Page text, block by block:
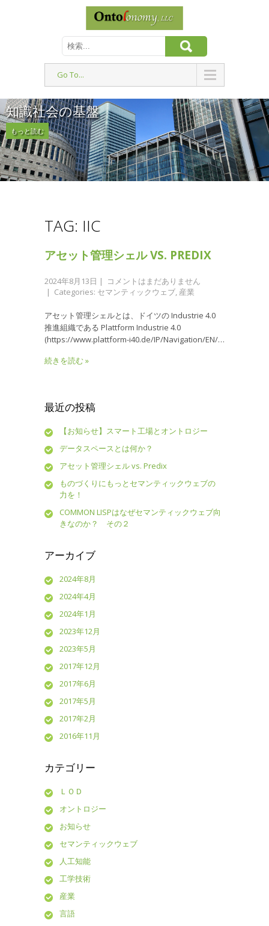
Go To...
知識社会の基盤
もっと読む
TAG: IIC
アセット管理シェル VS. PREDIX
2024年8月13日 |
コメントはまだありません
| Categories: セマンティックウェブ 産業
アセット管理シェルとは、ドイツの Industrie 4.0
推進組織である Plattform Industrie 4.0
(https://www.plattform-i40.de/IP/Navigation/EN/…
続きを読む »
最近の投稿
【お知らせ】スマート工場とオントロジー
データスペースとは何か？
アセット管理シェル vs. Predix
ものづくりにもっとセマンティックウェブの
力を！
COMMON LISPはなぜセマンティックウェブ向
きなのか？ その２
アーカイブ
2024年8月
2024年4月
2024年1月
2023年12月
2023年5月
2017年12月
2017年6月
2017年5月
2017年2月
2016年11月
カテゴリー
ＬＯＤ
オントロジー
お知らせ
セマンティックウェブ
人工知能
工学技術
産業
言語